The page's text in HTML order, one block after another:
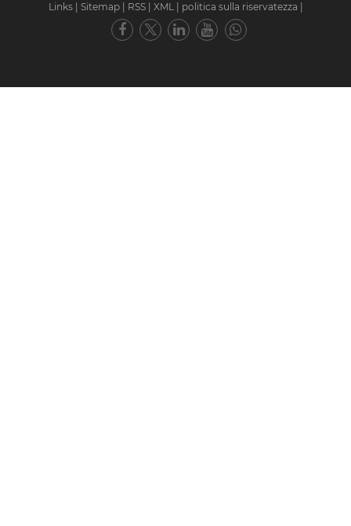
Links
Sitemap RSS XML politica sulla riservatezza